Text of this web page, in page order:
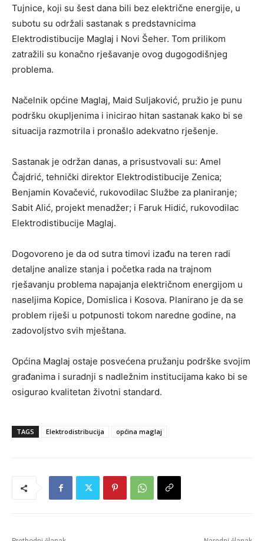
Tujnice, koji su šest dana bili bez električne energije, u
subotu su održali sastanak s predstavnicima
Elektrodistibucije Maglaj i Novi Šeher. Tom prilikom
zatražili su konačno rješavanje ovog dugogodišnjeg
problema.
Načelnik općine Maglaj, Maid Suljaković, pružio je punu
podršku okupljenima i inicirao hitan sastanak kako bi se
situacija razmotrila i pronašlo adekvatno rješenje.
Sastanak je održan danas, a prisustvovali su: Amel
Čajdrić, tehnički direktor Elektrodistibucije Zenica;
Benjamin Kovačević, rukovodilac Službe za planiranje;
Sabit Alić, projekt menadžer; i Faruk Hidić, rukovodilac
Elektrodistibucije Maglaj.
Dogovoreno je da od sutra timovi izađu na teren radi
detaljne analize stanja i početka rada na trajnom
rješavanju problema napajanja električnom energijom u
naseljima Kopice, Domislica i Kosova. Planirano je da se
problem riješi u potpunosti tokom naredne godine, na
zadovoljstvo svih mještana.
Općina Maglaj ostaje posvećena pružanju podrške svojim
građanima i suradnji s nadležnim institucijama kako bi se
osigurao kvalitetan životni standard.
TAGS Elektrodistribucija općina maglaj